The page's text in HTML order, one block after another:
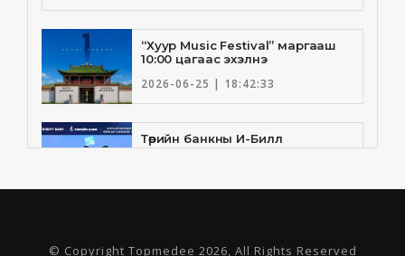
“Хуур Music Festival” маргааш
10:00 цагаас эхэлнэ
2026-06-25 | 18:42:33
Төрийн банкны И-Билл
үйлчилгээнд Голомт банк
2026-06-25 | 9:33:55
Төрийн банк, Санхүү Эдийн
© Copyright Topmedee 2026, All Rights Reserved